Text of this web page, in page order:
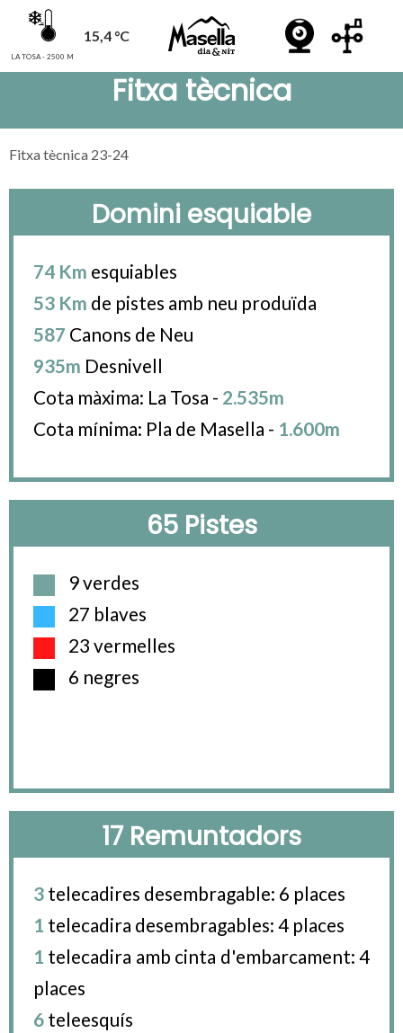
LA TOSA - 2500 M
15,4 °C
Fitxa tècnica
Fitxa tècnica 23-24
Domini esquiable
74 Km esquiables
53 Km de pistes amb neu produïda
587 Canons de Neu
935m Desnivell
Cota màxima: La Tosa - 2.535m
Cota mínima: Pla de Masella - 1.600m
65 Pistes
9 verdes
27 blaves
23 vermelles
6 negres
17 Remuntadors
3telecadires desembragable: 6 places
1 telecadira desembragables: 4 places
1 telecadira amb cinta d'embarcament: 4
places
6teleesquís